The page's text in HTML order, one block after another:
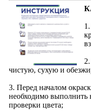
чистую, сухую и
3. Перед началом
необходимо выполнить
проверки цвета;